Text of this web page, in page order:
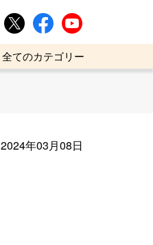
2024年03月08日